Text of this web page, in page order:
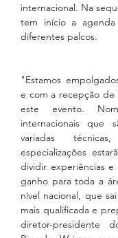
internacional. Na
tem início a
diferentes palcos.
"Estamos
e com a recepção de
este evento.
internacionais que
variadas
especializações
dividir experiências e
ganho para toda a
nível nacional, que
mais qualificada e
diretor-presidente